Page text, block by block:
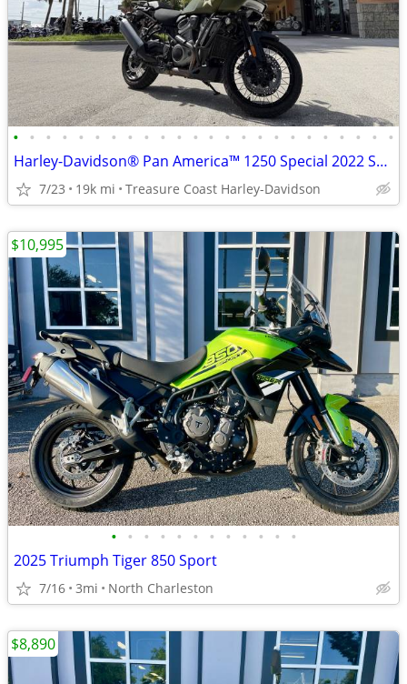
• • • • • • • • • • • • • • • • • • • • • • • •
Harley-Davidson® Pan America™ 1250 Special 2022 SKU:MNB319149
7/23 19k mi Treasure Coast Harley-Davidson
• • • • • • • • • • • •
2025 Triumph Tiger 850 Sport
7/16 3mi North Charleston
$10,995
$8,890